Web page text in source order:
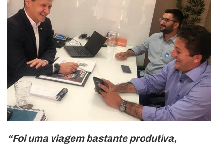
“Foi uma viagem bastante produtiva,